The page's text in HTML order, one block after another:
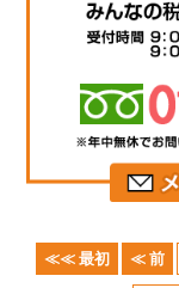
≪≪ 最初 ≪ 前